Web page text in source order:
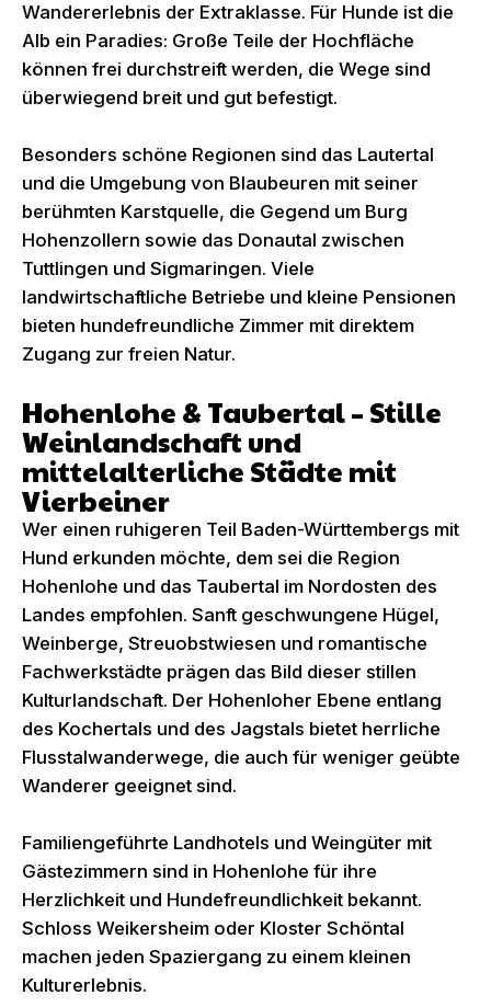
Wandererlebnis der Extraklasse. Für Hunde ist die
Alb ein Paradies: Große Teile der Hochfläche
können frei durchstreift werden, die Wege sind
überwiegend breit und gut befestigt.
Besonders schöne Regionen sind das Lautertal
und die Umgebung von Blaubeuren mit seiner
berühmten Karstquelle, die Gegend um Burg
Hohenzollern sowie das Donautal zwischen
Tuttlingen und Sigmaringen. Viele
landwirtschaftliche Betriebe und kleine Pensionen
bieten hundefreundliche Zimmer mit direktem
Zugang zur freien Natur.
Hohenlohe & Taubertal – Stille
Weinlandschaft und
mittelalterliche Städte mit
Vierbeiner
Wer einen ruhigeren Teil Baden-Württembergs mit
Hund erkunden möchte, dem sei die Region
Hohenlohe und das Taubertal im Nordosten des
Landes empfohlen. Sanft geschwungene Hügel,
Weinberge, Streuobstwiesen und romantische
Fachwerkstädte prägen das Bild dieser stillen
Kulturlandschaft. Der Hohenloher Ebene entlang
des Kochertals und des Jagstals bietet herrliche
Flusstalwanderwege, die auch für weniger geübte
Wanderer geeignet sind.
Familiengeführte Landhotels und Weingüter mit
Gästezimmern sind in Hohenlohe für ihre
Herzlichkeit und Hundefreundlichkeit bekannt.
Schloss Weikersheim oder Kloster Schöntal
machen jeden Spaziergang zu einem kleinen
Kulturerlebnis.